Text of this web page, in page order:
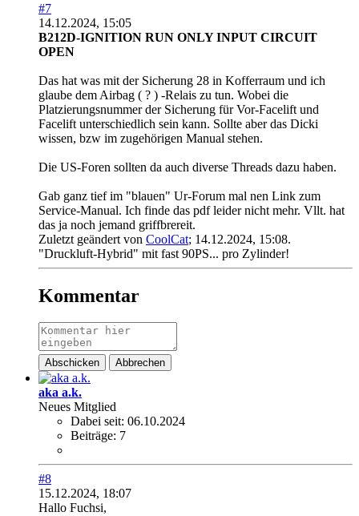
#7
14.12.2024, 15:05
B212D-IGNITION RUN ONLY INPUT CIRCUIT
OPEN
Das hat was mit der Sicherung 28 in Kofferraum und ich
glaube dem Airbag ( ? ) -Relais zu tun. Wobei die
Platzierungsnummer der Sicherung für Vor-Facelift und
Facelift unterschiedlich sein kann. Sollte aber das Dicki
wissen, bzw im zugehörigen Manual stehen.
Die US-Foren sollten da auch diverse Threads dazu haben.
Gab ganz tief im "blauen" Ur-Forum mal nen Link zum
Service-Manual. Ich finde das pdf leider nicht mehr. Vllt. hat
das ja noch jemand griffbrereit.
Zuletzt geändert von CoolCat; 14.12.2024, 15:08.
"Druckluft-Hybrid" mit fast 90PS... pro Zylinder!
Kommentar
Abschicken Abbrechen
aka a.k.
Neues Mitglied
Dabei seit: 06.10.2024
Beiträge: 7
#8
15.12.2024, 18:07
Hallo Fuchsi,